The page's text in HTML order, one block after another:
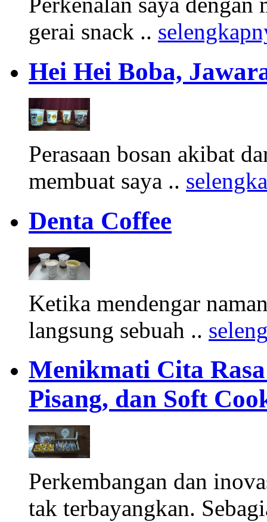
gerai snack ..
Hei Hei Boba,
Perasaan bosan akibat
membuat saya ..
Denta Coffee
Ketika mendengar
langsung sebuah ..
Menikmati Cita
Pisang, dan Soft
Perkembangan dan
tak terbayangkan.